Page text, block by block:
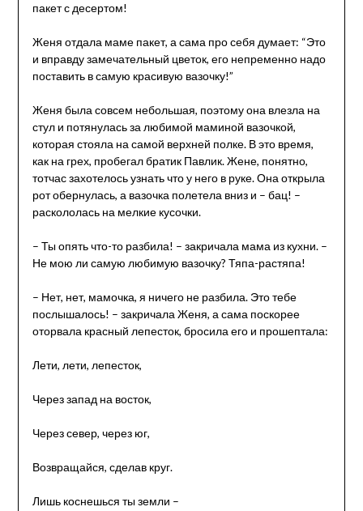
пакет с десертом!
Женя отдала маме пакет, а сама про себя думает: “Это
и вправду замечательный цветок, его непременно надо
поставить в самую красивую вазочку!”
Женя была совсем небольшая, поэтому она влезла на
стул и потянулась за любимой маминой вазочкой,
которая стояла на самой верхней полке. В это время,
как на грех, пробегал братик Павлик. Жене, понятно,
тотчас захотелось узнать что у него в руке. Она открыла
рот обернулась, а вазочка полетела вниз и – бац! –
раскололась на мелкие кусочки.
– Ты опять что-то разбила! – закричала мама из кухни. –
Не мою ли самую любимую вазочку? Тяпа-растяпа!
– Нет, нет, мамочка, я ничего не разбила. Это тебе
послышалось! – закричала Женя, а сама поскорее
оторвала красный лепесток, бросила его и прошептала:
Лети, лети, лепесток,
Через запад на восток,
Через север, через юг,
Возвращайся, сделав круг.
Лишь коснешься ты земли –